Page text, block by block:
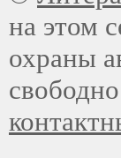
на этом
охраны